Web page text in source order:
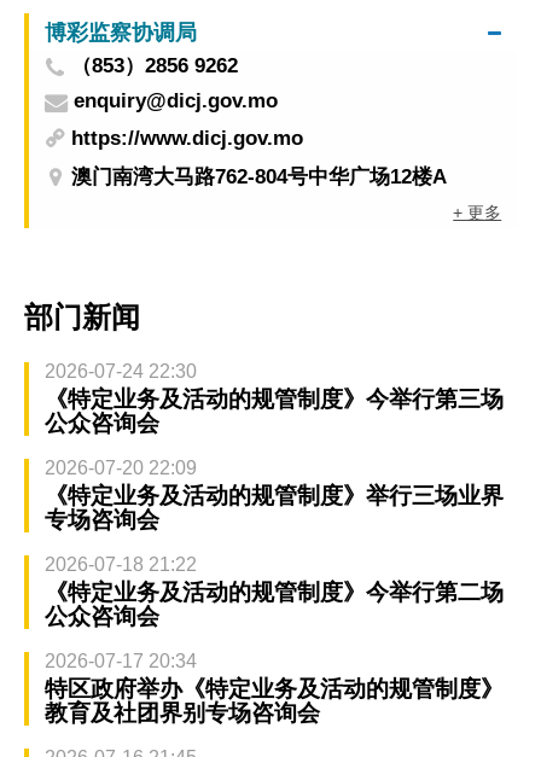
博彩监察协调局
（853）2856 9262
enquiry@dicj.gov.mo
https://www.dicj.gov.mo
澳门南湾大马路762-804号中华广场12楼A
+ 更多
部门新闻
2026-07-24 22:30
《特定业务及活动的规管制度》今举行第三场
公众咨询会
2026-07-20 22:09
《特定业务及活动的规管制度》举行三场业界
专场咨询会
2026-07-18 21:22
《特定业务及活动的规管制度》今举行第二场
公众咨询会
2026-07-17 20:34
特区政府举办《特定业务及活动的规管制度》
教育及社团界别专场咨询会